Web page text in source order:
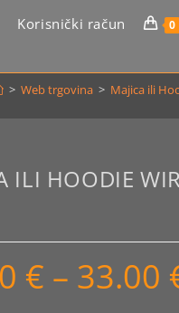
Korisnički račun 0
> Web trgovina > Majica ili
ILI HOODIE
€ – 33.00